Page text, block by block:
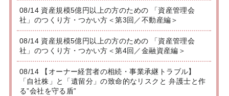
08/14 資産規模5億円以上の方のための 「資産管理会
社」のつくり方・つかい方＜第3回／不動産編＞
08/14 資産規模5億円以上の方のための 「資産管理会
社」のつくり方・つかい方＜第4回／金融資産編＞
08/14 【オーナー経営者の相続・事業承継トラブル】
「自社株」と「遺留分」の致命的なリスクと 弁護士と作
る”会社を守る盾”